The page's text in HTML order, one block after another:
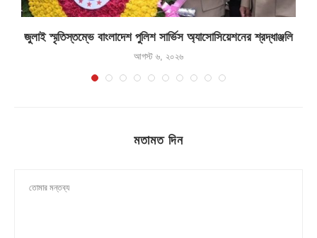
জুলাই স্মৃতিস্তম্ভে বাংলাদেশ পুলিশ সার্ভিস অ্যাসোসিয়েশনের শ্রদ্ধাঞ্জলি
আগস্ট ৬, ২০২৬
মতামত দিন